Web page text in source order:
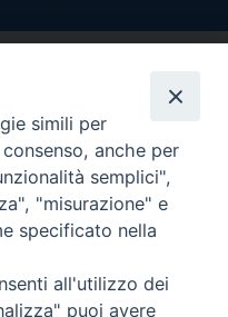
Torino
- 10121 Torino
privacy
simili per
anche per
semplici",
"misurazione" e
specificato nella
all'utilizzo dei
puoi avere